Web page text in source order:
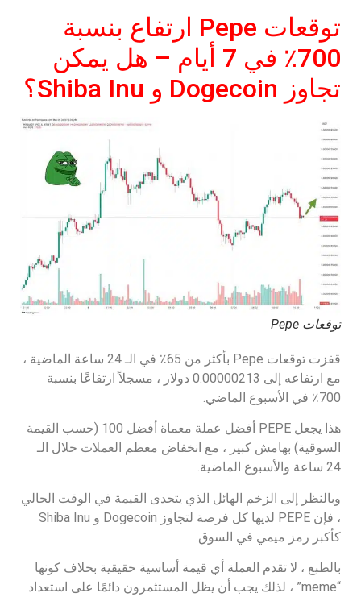
توقعات Pepe ارتفاع بنسبة
700٪ في 7 أيام – هل يمكن
تجاوز Dogecoin و Shiba Inu؟
توقعات Pepe
قفزت توقعات Pepe بأكثر من 65٪ في الـ 24 ساعة الماضية ،
مع ارتفاعه إلى 0.00000213 دولار ، مسجلاً ارتفاعًا بنسبة
700٪ في الأسبوع الماضي.
هذا يجعل PEPE أفضل عملة معماة أفضل 100 (حسب القيمة
السوقية) بهامش كبير ، مع انخفاض معظم العملات خلال الـ
24 ساعة والأسبوع الماضية.
وبالنظر إلى الزخم الهائل الذي يتحدى القيمة في الوقت الحالي
، فإن PEPE لديها كل فرصة لتجاوز Dogecoin و Shiba Inu
كأكبر رمز ميمي في السوق.
بالطبع ، لا تقدم العملة أي قيمة أساسية حقيقية بخلاف كونها
“meme” ، لذلك يجب أن يظل المستثمرون دائمًا على استعداد